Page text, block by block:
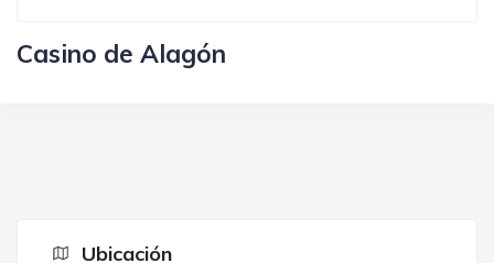
Casino de Alagón
Ubicación